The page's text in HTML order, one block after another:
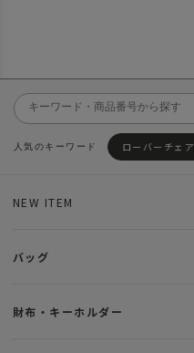
ローバーチェア
NEW ITEM
バッグ
財布・キーホルダー